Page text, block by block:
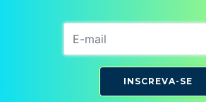
INSCREVA-SE